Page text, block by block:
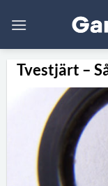
Tvestjärt –